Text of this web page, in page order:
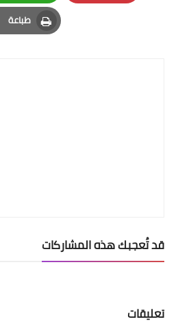
Pinterest
Whatsapp
طباعة
Print
قد تُعجبك هذه المشاركات
تعليقات